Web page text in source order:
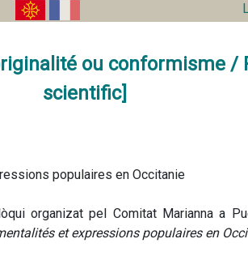
ou conformisme /
scientific]
populaires en Occitanie
organizat pel Comitat Marianna a
et expressions populaires en